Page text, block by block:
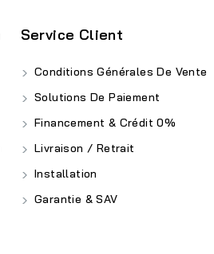
Service Client
Conditions Générales De Vente
Solutions De Paiement
Financement & Crédit 0%
Livraison / Retrait
Installation
Garantie & SAV